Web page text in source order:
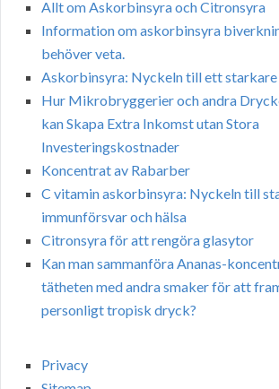
Allt om Askorbinsyra och Citronsyra
Information om askorbinsyra
behöver veta.
Askorbinsyra: Nyckeln till ett
Hur Mikrobryggerier och andra
kan Skapa Extra Inkomst utan Stora
Investeringskostnader
Koncentrat av Rabarber
C vitamin askorbinsyra: Nyckeln till
immunförsvar och hälsa
Citronsyra för att rengöra glasytor
Kan man sammanföra Ananas-
tätheten med andra smaker för att
personligt tropisk dryck?
Privacy